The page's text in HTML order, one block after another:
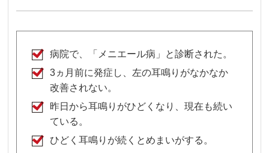
病院で、「メニエール病」と診断された。
3ヵ月前に発症し、左の耳鳴りがなかなか
改善されない。
昨日から耳鳴りがひどくなり、現在も続い
ている。
ひどく耳鳴りが続くとめまいがする。